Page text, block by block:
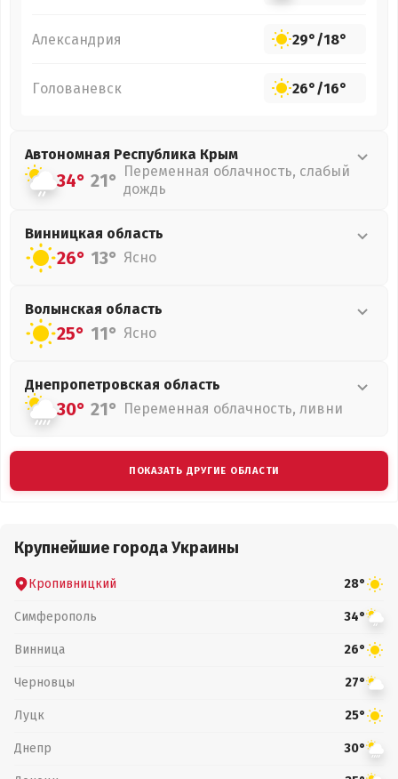
Александрия 29°/18°
Голованевск 26°/16°
Автономная Республика Крым
34° 21° Переменная облачность, слабый
дождь
Винницкая область
26° 13° Ясно
Волынская область
25° 11° Ясно
Днепропетровская область
30° 21° Переменная облачность, ливни
ПОКАЗАТЬ ДРУГИЕ ОБЛАСТИ
Крупнейшие города Украины
Кропивницкий 28°
Симферополь 34°
Винница 26°
Черновцы 27°
Луцк 25°
Днепр 30°